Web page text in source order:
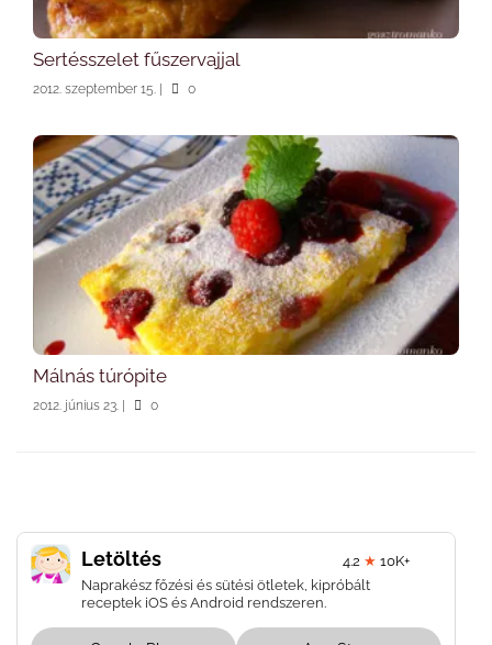
Sertésszelet fűszervajjal
2012. szeptember 15. 0
Málnás túrópite
2012. június 23. 0
Letöltés 4.2 ★ 10K+
Naprakész főzési és sütési ötletek, kipróbált
receptek iOS és Android rendszeren.